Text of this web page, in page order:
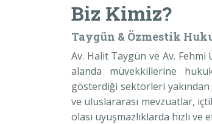
Biz Kimiz?
Taygün & Özmestik
Av. Halit Taygün ve Av.
alanda müvekkillerine
gösterdiği sektörleri
ve uluslararası mevzuatlar,
olası uyuşmazlıklarda hızlı